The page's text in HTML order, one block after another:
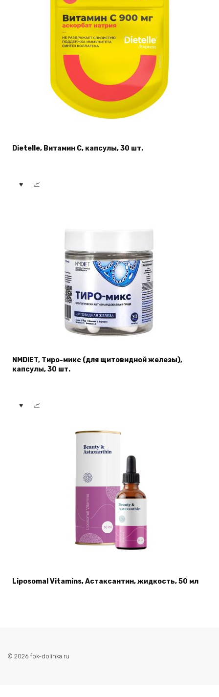
Dietelle, Витамин С, капсулы, 30 шт.
NMDIET, Тиро-микс (для щитовидной железы),
капсулы, 30 шт.
Liposomal Vitamins, Астаксантин, жидкость, 50 мл
© 2026 fok-dolinka.ru